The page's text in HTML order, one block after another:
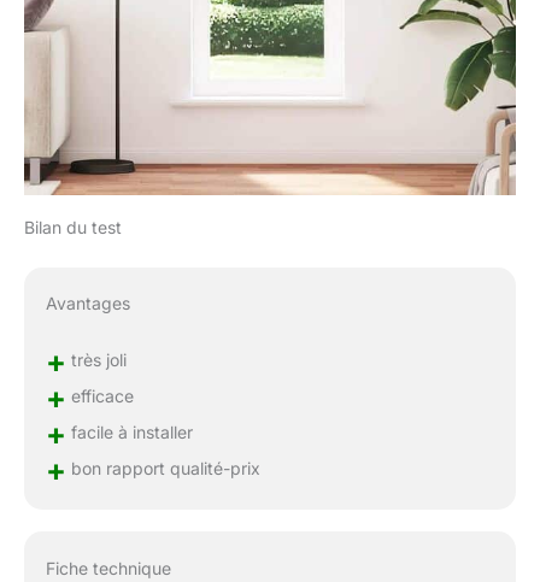
Bilan du test
Avantages
+ très joli
+ efficace
+ facile à installer
+ bon rapport qualité-prix
Fiche technique